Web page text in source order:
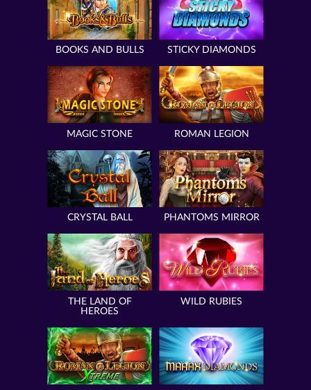
BOOKS AND BULLS STICKY DIAMONDS
MAGIC STONE ROMAN LEGION
CRYSTAL BALL PHANTOMS MIRROR
THE LAND OF
HEROES
WILD RUBIES